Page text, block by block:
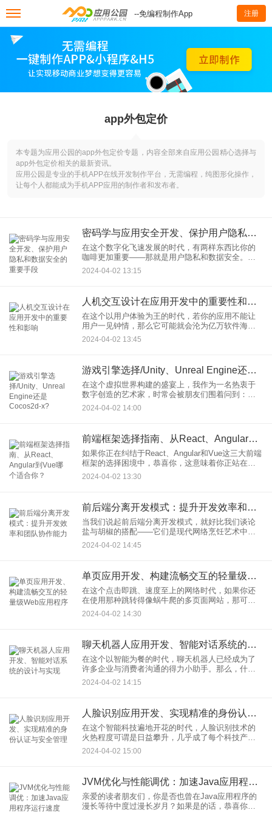
--免编程制作App 注册
app外包定价
本专题为应用公园的app外包定价专题，内容全部来自应用公园精心选择与
app外包定价相关的最新资讯。
应用公园是专业的手机APP在线开发制作平台，无需编程，纯图形化操作，
让每个人都能成为手机APP应用的制作者和发布者。
密码学与应用安全开发、保护用户隐私和数据安全的重要手段
在这个数字化飞速发展的时代，有两样东西比你的
咖啡更加重要——那就是用户隐私和数据安全。
噢，当然，还有密码学在应用安全开发中的至关重
要作用。现在就让我带你一探究竟，看看这个看不
2024-04-02 13:15
人机交互设计在应用开发中的重要性和影响
在这个以用户体验为王的时代，若你的应用不能让
用户一见钟情，那么它可能就会沦为亿万软件海洋
中的一粒沙。而让用户一见钟情的秘密武器，就是
那个在软件开发中频频被提及、扮演着举足轻重角
2024-04-02 13:45
游戏引擎选择/Unity、Unreal Engine还是Cocos2d-x?
在这个虚拟世界构建的盛宴上，我作为一名热衷于
数字创造的艺术家，时常会被朋友们围着问到：当
面对Unity、Unreal Engine和Cocos2d-x这三大游戏
引擎时，我们应该如何选择呢？拿起冒险者的
2024-04-02 14:00
前端框架选择指南、从React、Angular到Vue哪个适合你？
如果你正在纠结于React、Angular和Vue这三大前端
框架的选择困境中，恭喜你，这意味着你正站在现
代web开发的十字路口上。让我带你通过一番探索，
找出最适合你项目的前端框架，毕竟选择权在你，
2024-04-02 13:30
前后端分离开发模式：提升开发效率和团队协作能力
当我们说起前后端分离开发模式，就好比我们谈论
盐与胡椒的搭配——它们是现代网络烹饪艺术中不
可或缺的组合。作为一名潜心于互联网技术的文章
撰写者，我今天就带你一探前后端分离的奥秘，和
2024-04-02 14:45
单页应用开发、构建流畅交互的轻量级Web应用程序
在这个点击即跳、速度至上的网络时代，如果你还
在使用那种跳转得像蜗牛爬的多页面网站，那可真
是out了。作为一个爱折腾新鲜事物的互联网文章作
家，今天我要跟大家唠唠的是如何用“单页应用开
2024-04-02 14:30
聊天机器人应用开发、智能对话系统的设计与实现
在这个以智能为餐的时代，聊天机器人已经成为了
许多企业与消费者沟通的得力小助手。那么，什么
是聊天机器人应用开发呢？简单来说，就是在软件
世界里塑造一个能与人类进行天马行空对话的虚拟
2024-04-02 14:15
人脸识别应用开发、实现精准的身份认证与安全管理
在这个智能科技遍地开花的时代，人脸识别技术的
火热程度可谓是日益攀升，几乎成了每个科技产品
必须打卡的“网红打卡点”。今天，咱们就来聊聊这个
能让你在人群中秒变“明星”的高大上技术——人脸识
2024-04-02 15:00
JVM优化与性能调优：加速Java应用程序运行速度
亲爱的读者朋友们，你是否也曾在Java应用程序的
漫长等待中度过漫长岁月？如果是的话，恭喜你，